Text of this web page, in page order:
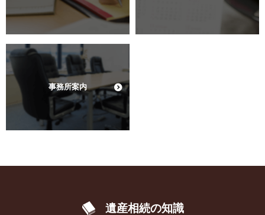
事務所案内
遺産相続の知識